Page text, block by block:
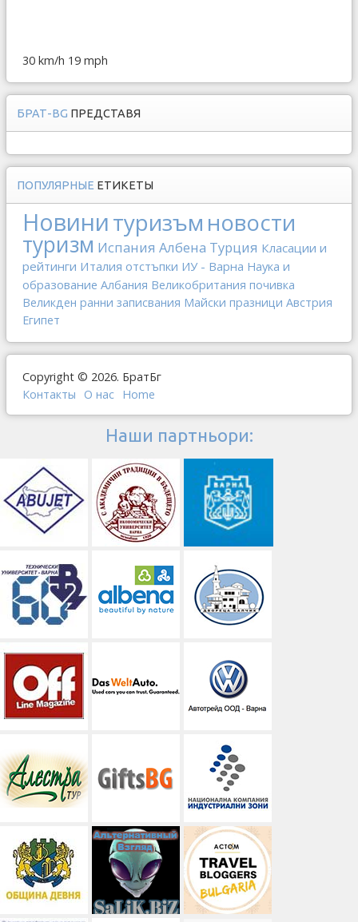
30 km/h 19 mph
БРАТ-BG ПРЕДСТАВЯ
ПОПУЛЯРНЫЕ ЕТИКЕТЫ
Новинитуризъм новости
туризм Испания Албена Турция Класации и
рейтинги Италия отстъпки ИУ - Варна Наука и
образование Албания Великобритания почивка
Великден ранни записвания Майски празници Австрия
Египет
Copyright © 2026. БратБг
Контакты
О наc Home
Наши партньори: